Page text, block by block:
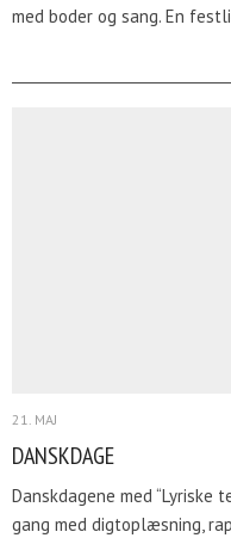
med boder og sang. En
21. MAJ
DANSKDAGE
Danskdagene med “Lyriske
gang med digtoplæsning,